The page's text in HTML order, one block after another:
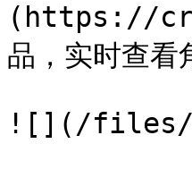
(https://
品，实时查看
![](/files/-